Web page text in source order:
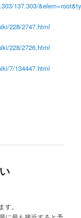
137.303/
228/2747.html
228/2726.html
7/134447.html
。